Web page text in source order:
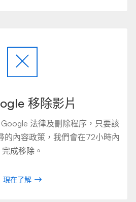
移除影片
法律及刪除程序，只要該
的內容政策，我們會在72小時內
完成移除。
現在了解